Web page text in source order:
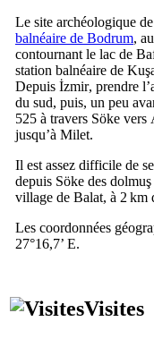
Le site archéologique
balnéaire de Bodrum,
contournant le lac de
station balnéaire de
Depuis İzmir, prendre
du sud, puis, un peu
525 à travers Söke vers
jusqu’à Milet.
Il est assez difficile de
depuis Söke des dolmuş
village de Balat, à 2 km
Les coordonnées
27°16,7’ E.
Visites